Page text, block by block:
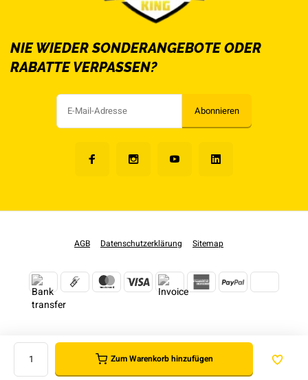
Zum Warenkorb hinzufügen
NIE WIEDER SONDERANGEBOTE ODER
RABATTE VERPASSEN?
Abonnieren
AGB Datenschutzerklärung Sitemap